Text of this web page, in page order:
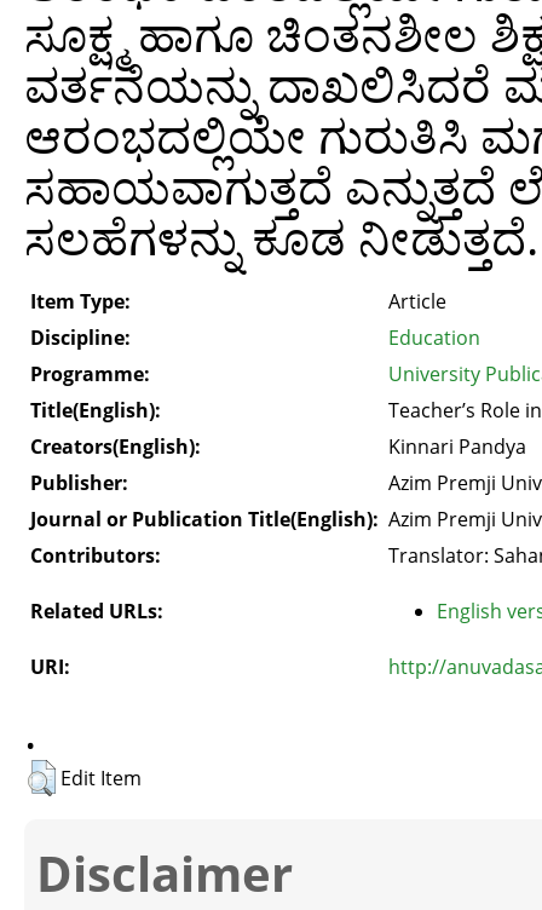
ಸೂಕ್ಷ್ಮ ಹಾಗೂ ಚಿಂತನಶೀಲ
ವರ್ತನೆಯನ್ನು ದಾಖಲಿಸಿದರೆ
ಆರಂಭದಲ್ಲಿಯೇ ಗುರುತಿಸಿ
ಸಹಾಯವಾಗುತ್ತದೆ
ಸಲಹೆಗಳನ್ನು ಕೂಡ ನೀಡುತ್ತದೆ.
Item Type:
Article
Discipline:
Education
Programme:
University
Title(English):
Teacher’s Role
Creators(English):
Kinnari Pandya
Publisher:
Azim Premji
Journal or Publication Title(English): Azim Premji
Contributors:
Translator:
Related URLs: English
URI: http://
.
Edit Item
Disclaimer